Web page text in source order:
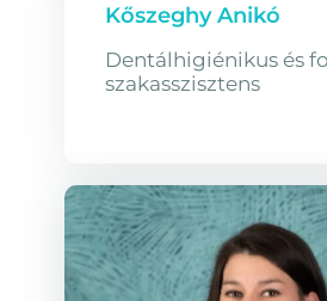
Kőszeghy Anikó
Dentálhigiénikus és
szakasszisztens